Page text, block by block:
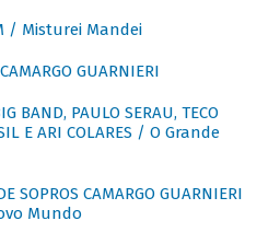
/ Misturei Mandei
GUARNIERI
BAND, PAULO SERAU, TECO
E ARI COLARES / O Grande
SOPROS CAMARGO GUARNIERI
Mundo